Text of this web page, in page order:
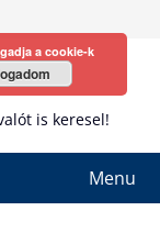
is keresel!
Menu
a cookie-k